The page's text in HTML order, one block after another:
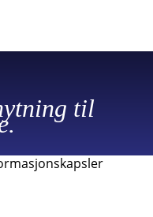
til